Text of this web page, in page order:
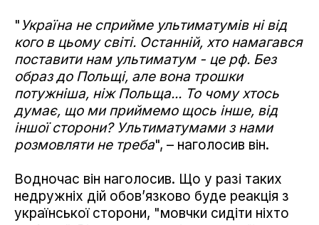
"Україна не сприйме ультиматумів ні від
кого в цьому світі. Останній, хто намагався
поставити нам ультиматум - це рф. Без
образ до Польщі, але вона трошки
потужніша, ніж Польща... То чому хтось
думає, що ми приймемо щось інше, від
іншої сторони? Ультиматумами з нами
розмовляти не треба", – наголосив він.
Водночас він наголосив. Що у разі таких
недружніх дій обов’язково буде реакція з
української сторони, "мовчки сидіти ніхто